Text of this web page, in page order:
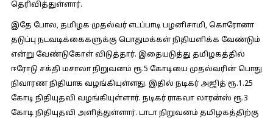
தெரிவித்துள்ளார்.
இதே போல, தமிழக முதல்வர் எடப்பாடி பழனிசாமி, கொரோனா
தடுப்பு நடவடிக்கைகளுக்கு பொதுமக்கள் நிதியளிக்க வேண்டும்
என்று வேண்டுகோள் விடுத்தார். இதையடுத்து தமிழகத்தில்
ஈரோடு சக்தி மசாலா நிறுவனம் ரூ.5 கோடியை முதல்வரின் பொது
நிவாரண நிதியாக வழங்கியுள்ளது. இதில் நடிகர் அஜித் ரூ.1.25
கோடி நிதியுதவி வழங்கியுள்ளார். நடிகர் ராகவா லாரன்ஸ் ரூ.3
கோடி நிதியுதவி அளித்துள்ளார். டாடா நிறுவனம் தமிழகத்திற்கு